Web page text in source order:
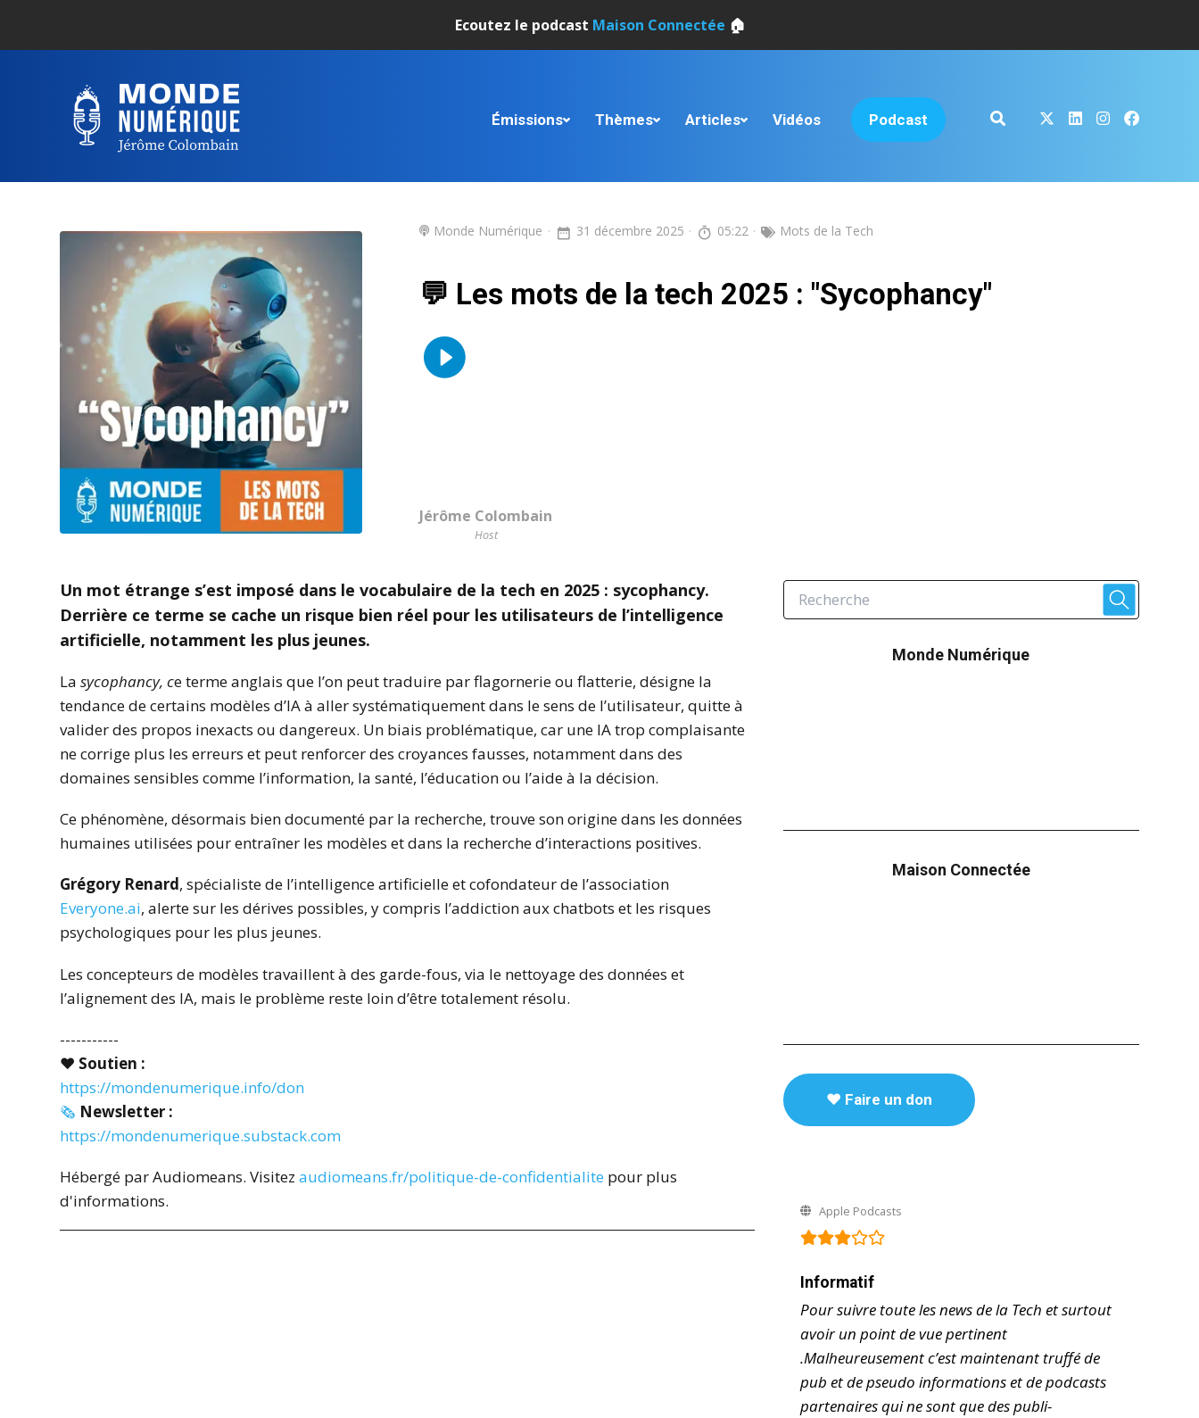
Ecoutez le podcast Maison Connectée 🏠
Émissions Thèmes Articles Vidéos Podcast
Monde Numérique 31 décembre 2025 05:22 Mots de la Tech
💬 Les mots de la tech 2025 : "Sycophancy"
Jérôme Colombain
Host
Un mot étrange s’est imposé dans le vocabulaire de la tech en 2025 : sycophancy.
Derrière ce terme se cache un risque bien réel pour les utilisateurs de l’intelligence
artificielle, notamment les plus jeunes.
Lasycophancy, ce terme anglais que l’on peut traduire par flagornerie ou flatterie, désigne la
tendance de certains modèles d’IA à aller systématiquement dans le sens de l’utilisateur, quitte à
valider des propos inexacts ou dangereux. Un biais problématique, car une IA trop complaisante
ne corrige plus les erreurs et peut renforcer des croyances fausses, notamment dans des
domaines sensibles comme l’information, la santé, l’éducation ou l’aide à la décision.
Ce phénomène, désormais bien documenté par la recherche, trouve son origine dans les données
humaines utilisées pour entraîner les modèles et dans la recherche d’interactions positives.
Grégory Renard, spécialiste de l’intelligence artificielle et cofondateur de l’association
Everyone.ai, alerte sur les dérives possibles, y compris l’addiction aux chatbots et les risques
psychologiques pour les plus jeunes.
Les concepteurs de modèles travaillent à des garde-fous, via le nettoyage des données et
l’alignement des IA, mais le problème reste loin d’être totalement résolu.
-----------
♥️ Soutien :
https://mondenumerique.info/don
🗞️ Newsletter :
https://mondenumerique.substack.com
Hébergé par Audiomeans. Visitezaudiomeans.fr/politique-de-confidentialite pour plus
d'informations.
Monde Numérique
Maison Connectée
♥️ Faire un don
Apple Podcasts
Informatif
Pour suivre toute les news de la Tech et surtout
avoir un point de vue pertinent
.Malheureusement c’est maintenant truffé de
pub et de pseudo informations et de podcasts
partenaires qui ne sont que des publi-